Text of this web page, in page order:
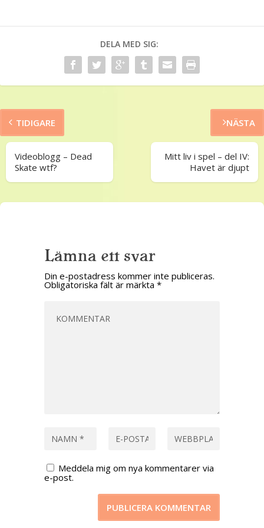
DELA MED SIG:
TIDIGARE
Videoblogg – Dead
Skate wtf?
NÄSTA
Mitt liv i spel – del IV:
Havet är djupt
Lämna ett svar
Din e-postadress kommer inte publiceras.
Obligatoriska fält är märkta *
Meddela mig om nya kommentarer via
e-post.